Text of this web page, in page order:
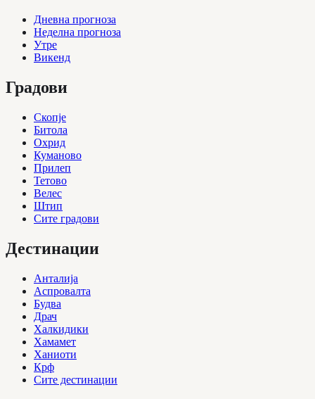
Дневна прогноза
Неделна прогноза
Утре
Викенд
Градови
Скопје
Битола
Охрид
Куманово
Прилеп
Тетово
Велес
Штип
Сите градови
Дестинации
Анталија
Аспровалта
Будва
Драч
Халкидики
Хамамет
Ханиоти
Крф
Сите дестинации